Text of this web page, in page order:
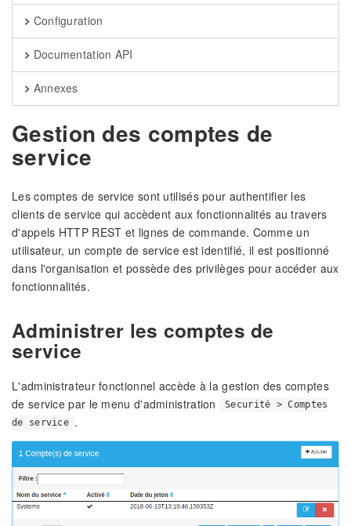
Configuration
Documentation API
Annexes
Gestion des comptes de
service
Les comptes de service sont utilisés pour authentifier les
clients de service qui accèdent aux fonctionnalités au travers
d'appels HTTP REST et lignes de commande. Comme un
utilisateur, un compte de service est identifié, il est positionné
dans l'organisation et possède des privilèges pour accéder aux
fonctionnalités.
Administrer les comptes de
service
L'administrateur fonctionnel accède à la gestion des comptes
de service par le menu d'administration
Securité > Comptes
de service .